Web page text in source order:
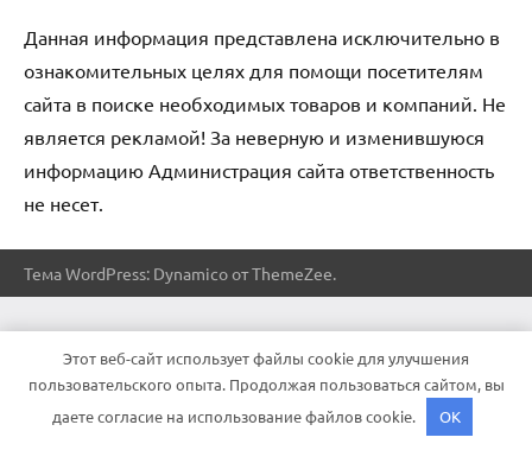
Данная информация представлена исключительно в
ознакомительных целях для помощи посетителям
сайта в поиске необходимых товаров и компаний. Не
является рекламой! За неверную и изменившуюся
информацию Администрация сайта ответственность
не несет.
Тема WordPress: Dynamico от ThemeZee.
Этот веб-сайт использует файлы cookie для улучшения
пользовательского опыта. Продолжая пользоваться сайтом, вы
даете согласие на использование файлов cookie.
OK